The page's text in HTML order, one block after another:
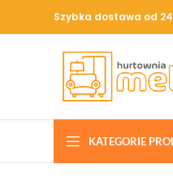
Szybka dostawa od
KATEGORIE